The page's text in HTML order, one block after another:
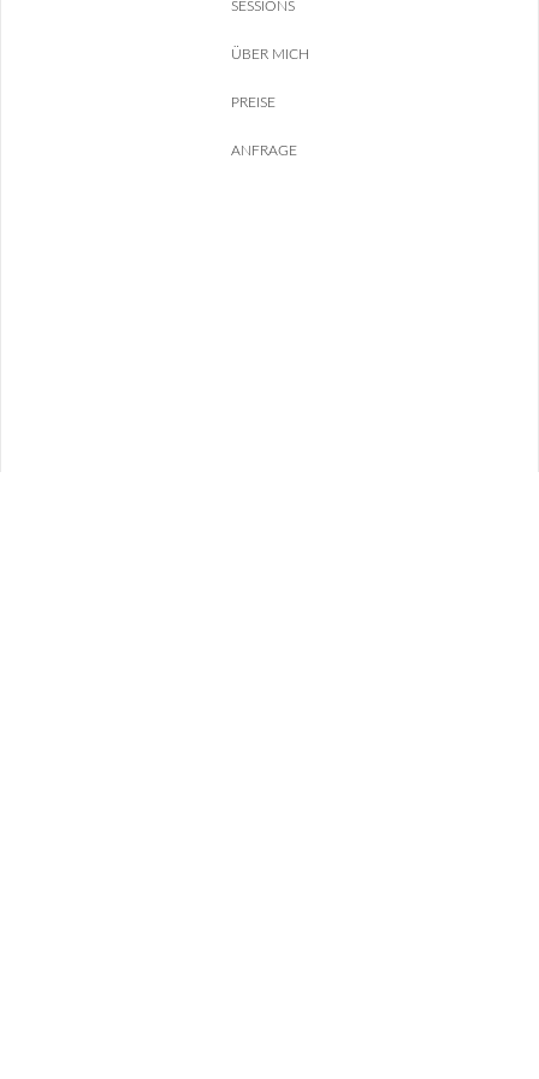
SESSIONS
ÜBER MICH
PREISE
ANFRAGE